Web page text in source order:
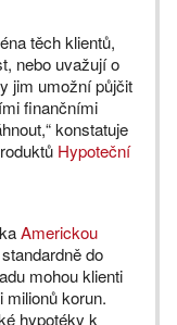
těch klientů,
nebo uvažují o
jim umožní půjčit
finančními
konstatuje
Hypoteční
Americkou
do
mohou klienti
milionů korun.
hypotéky k